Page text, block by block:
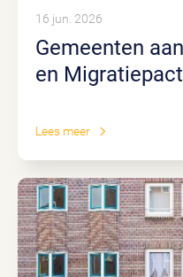
Gemeenten aan zet na EU Asiel-
en Migratiepact
16 jun. 2026
Lees meer